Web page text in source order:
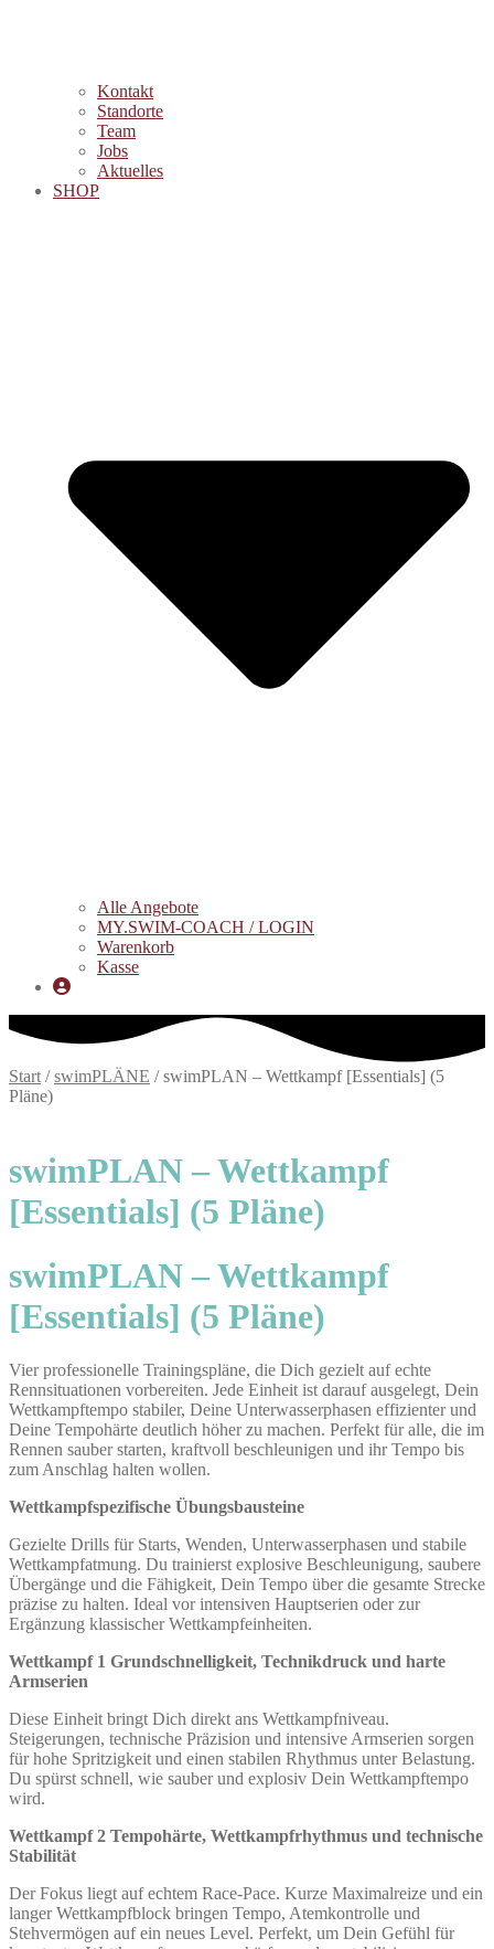
Kontakt
Standorte
Team
Jobs
Aktuelles
SHOP
Alle Angebote
MY.SWIM-COACH / LOGIN
Warenkorb
Kasse
Start /swimPLÄNE /swimPLAN – Wettkampf [Essentials] (5
Pläne)
swimPLAN – Wettkampf
[Essentials] (5 Pläne)
swimPLAN – Wettkampf
[Essentials] (5 Pläne)
Vier professionelle Trainingspläne, die Dich gezielt auf echte
Rennsituationen vorbereiten. Jede Einheit ist darauf ausgelegt, Dein
Wettkampftempo stabiler, Deine Unterwasserphasen effizienter und
Deine Tempohärte deutlich höher zu machen. Perfekt für alle, die im
Rennen sauber starten, kraftvoll beschleunigen und ihr Tempo bis
zum Anschlag halten wollen.
Wettkampfspezifische Übungsbausteine
Gezielte Drills für Starts, Wenden, Unterwasserphasen und stabile
Wettkampfatmung. Du trainierst explosive Beschleunigung, saubere
Übergänge und die Fähigkeit, Dein Tempo über die gesamte Strecke
präzise zu halten. Ideal vor intensiven Hauptserien oder zur
Ergänzung klassischer Wettkampfeinheiten.
Wettkampf 1 Grundschnelligkeit, Technikdruck und harte
Armserien
Diese Einheit bringt Dich direkt ans Wettkampfniveau.
Steigerungen, technische Präzision und intensive Armserien sorgen
für hohe Spritzigkeit und einen stabilen Rhythmus unter Belastung.
Du spürst schnell, wie sauber und explosiv Dein Wettkampftempo
wird.
Wettkampf 2 Tempohärte, Wettkampfrhythmus und technische
Stabilität
Der Fokus liegt auf echtem Race-Pace. Kurze Maximalreize und ein
langer Wettkampfblock bringen Tempo, Atemkontrolle und
Stehvermögen auf ein neues Level. Perfekt, um Dein Gefühl für